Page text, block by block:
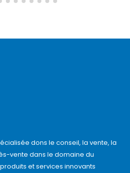
dons le conseil, la vente, la
vente dans le domaine du
et services innovants